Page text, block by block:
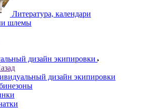
Литература, календари
шлемы
дизайн экипировки
дизайн экипировки